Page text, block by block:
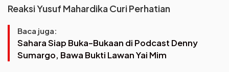
Reaksi Yusuf Mahardika Curi Perhatian
Baca juga:
Sahara Siap Buka-Bukaan di Podcast Denny
Sumargo, Bawa Bukti Lawan Yai Mim